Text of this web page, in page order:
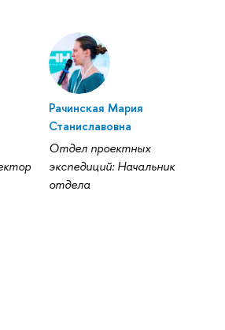
Рачинская Мария
Станиславовна
Отдел проектных
экспедиций: Начальник
отдела